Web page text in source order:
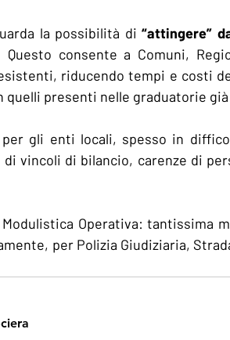
la possibilità di “attingere”
consente a Comuni,
riducendo tempi e costi
presenti nelle graduatorie
gli enti locali, spesso in
vincoli di bilancio, carenze di
Operativa: tantissima
per Polizia Giudiziaria,